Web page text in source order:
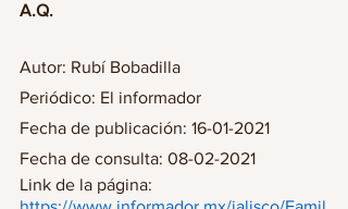
A.Q.
Autor: Rubí Bobadilla
Periódico: El informador
Fecha de publicación: 16-01-2021
Fecha de consulta: 08-02-2021
Link de la página: